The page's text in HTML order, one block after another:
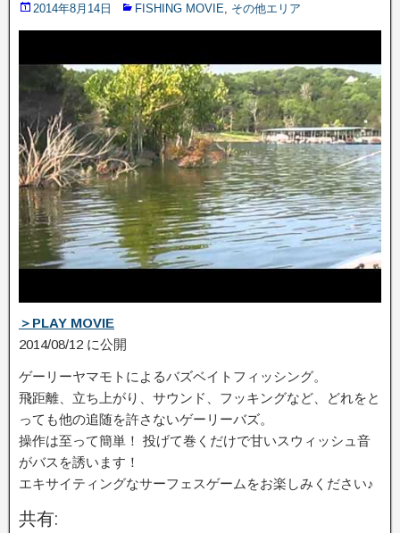
2014年8月14日 FISHING MOVIE, その他エリア
＞PLAY MOVIE
2014/08/12 に公開
ゲーリーヤマモトによるバズベイトフィッシング。
飛距離、立ち上がり、サウンド、フッキングなど、どれをと
っても他の追随を許さないゲ­ーリーバズ。
操作は至って簡単！ 投げて巻くだけで甘いスウィッシュ音
がバスを誘います！
エキサイティングなサーフェスゲームをお楽しみください♪
共有: